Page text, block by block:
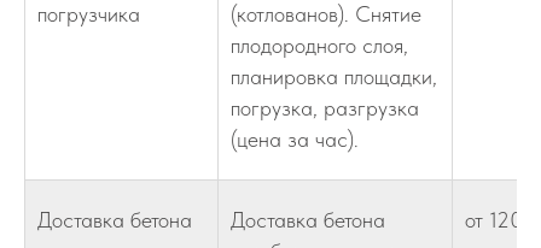
погрузчика
(котлованов). Снятие
плодородного слоя,
планировка площадки,
погрузка, разгрузка
(цена за час).
Доставка бетона
Доставка бетона
от 120